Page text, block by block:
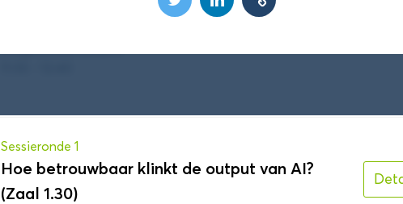
Nederland (Zaal 2.38)
Sessieronde 1
Hoe betrouwbaar klinkt de output van AI?
(Zaal 1.30)